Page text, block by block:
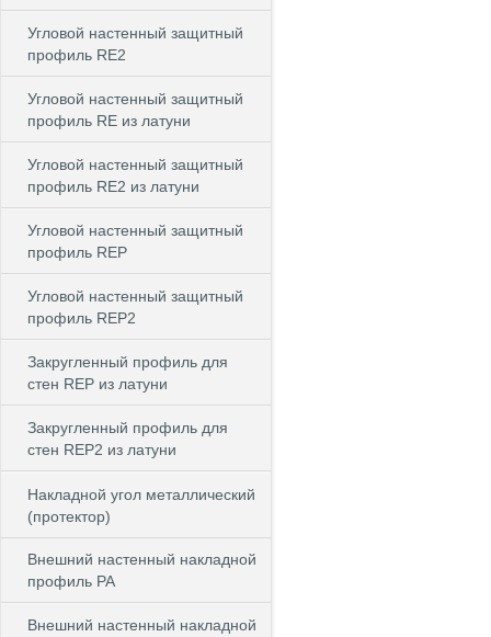
Угловой настенный защитный
профиль RE2
Угловой настенный защитный
профиль RE из латуни
Угловой настенный защитный
профиль RE2 из латуни
Угловой настенный защитный
профиль REP
Угловой настенный защитный
профиль REP2
Закругленный профиль для
стен REP из латуни
Закругленный профиль для
стен REP2 из латуни
Накладной угол металлический
(протектор)
Внешний настенный накладной
профиль РА
Внешний настенный накладной